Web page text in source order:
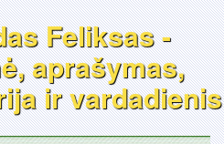
Feliksas -
aprašymas,
ir vardadienis